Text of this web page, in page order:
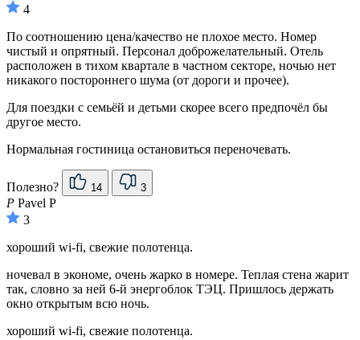
4
По соотношению цена/качество не плохое место. Номер
чистый и опрятный. Персонал доброжелательный. Отель
расположен в тихом квартале в частном секторе, ночью нет
никакого постороннего шума (от дороги и прочее).
Для поездки с семьёй и детьми скорее всего предпочёл бы
другое место.
Нормальная гостиница остановиться переночевать.
Полезно? 14 3
P Pavel Р
3
хороший wi-fi, свежие полотенца.
ночевал в экономе, очень жарко в номере. Теплая стена жарит
так, словно за ней 6-й энергоблок ТЭЦ. Пришлось держать
окно открытым всю ночь.
хороший wi-fi, свежие полотенца.